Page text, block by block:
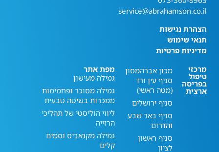
service@abrahamson.co.il
הצהרת נגישות
תנאי שימוש
מדיניות פרטיות
מרכזי
טיפול
בפריסה
ארצית
מכון אברהמסון
סניף עין ורד
(מטה ראשי)
סניף ירושלים
סניף באר שבע
והדרום
סניף ראשון
לציון
מפת אתר
גמילה מעישון
גמילה מסוכר ופחמימות
ממכרות בשיטה טבעית
ליווי הוליסטי של תהליכי
הרזייה
גמילה מקנאביס וסמים
קלים